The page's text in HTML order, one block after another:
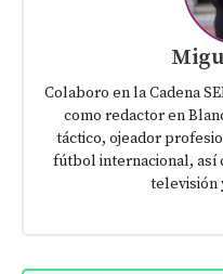
Colaboro en la Cadena
como redactor en
táctico, ojeador
fútbol internacional, así
televisión